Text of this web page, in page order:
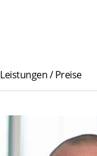
Leistungen / Preise